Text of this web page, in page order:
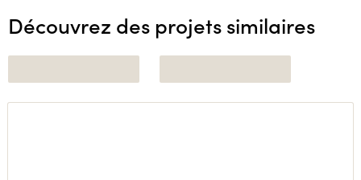
Découvrez des projets similaires